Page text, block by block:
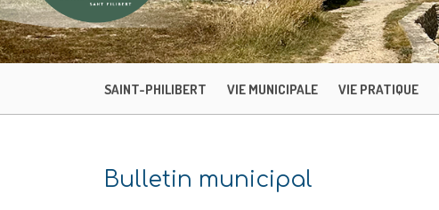
SAINT-PHILIBERT VIE MUNICIPALE VIE PRATIQUE
Bulletin municipal